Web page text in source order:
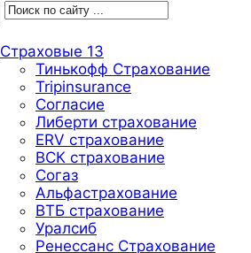
Страховые 13
Тинькофф Страхование
Tripinsurance
Согласие
Либерти страхование
ERV страхование
ВСК страхование
Согаз
Альфастрахование
ВТБ страхование
Уралсиб
Ренессанс Страхование